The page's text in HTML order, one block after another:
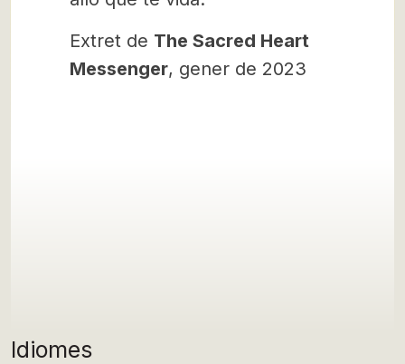
Idiomes
Extret de The Sacred Heart
Messenger, gener de 2023